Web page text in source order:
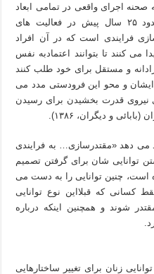
اجرای واقعی در تمامی ابعاد
آن دربیاید. فرایند مقتدرسازی از حدود ۲۵ سال پیش در فعالیت های
فرایندی است که در آن افراد
می کنند تا بتوانند اعتمادبه نفس
و مستقل برای خود طلب کنند
ایشان و محو این فرودستی مدد می
نیروی قدرت بخشیدن برای رسیدن
و دیگران، ۱۳۸۶).
می دهد «مقتدرسازی… به فرایندی
توانایی شان برای گرفتن تصمیم
است، چنین توانایی را به دست می
کسانی که قبلااین نوع توانایی
شوند و همچنین اینکه درباره
زنان برای تغییر ساختارهایی